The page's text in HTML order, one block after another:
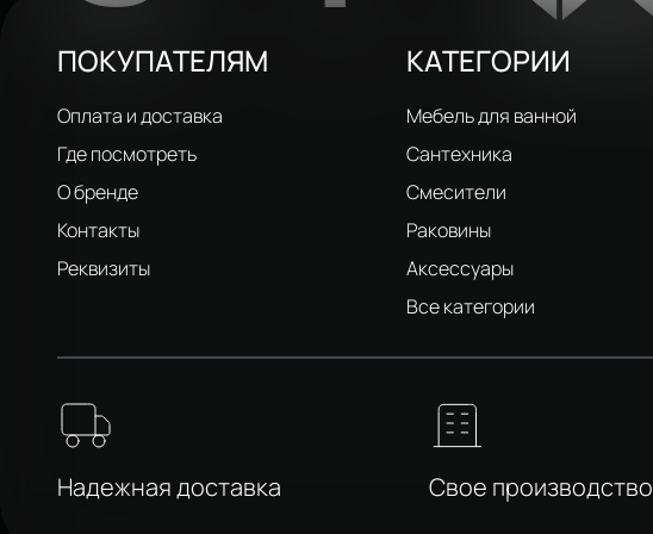
ПОКУПАТЕЛЯМ
Оплата и доставка
Где посмотреть
О бренде
Контакты
Реквизиты
КАТЕГОРИИ
Мебель для ванной
Сантехника
Смесители
Раковины
Аксессуары
Все категории
Надежная доставка Свое производство